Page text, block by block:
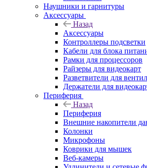
Наушники и гарнитуры
Аксессуары
Назад
Аксессуары
Контроллеры подсветки
Кабели для блока
Рамки для процессоров
Райзеры для видеокарт
Разветвители для
Держатели для
Периферия
Назад
Периферия
Внешние накопители
Колонки
Микрофоны
Коврики для мышек
Веб-камеры